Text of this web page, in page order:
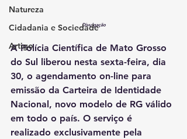
Natureza
Cidadania e Sociedade
Artigo
Divulgação
A Polícia Científica de Mato Grosso
do Sul liberou nesta sexta-feira, dia
30, o agendamento on-line para
emissão da Carteira de Identidade
Nacional, novo modelo de RG válido
em todo o país. O serviço é
realizado exclusivamente pela